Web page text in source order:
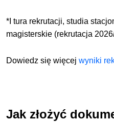
*I tura rekrutacji, studia
magisterskie (rekrutacja
Dowiedz się więcejwyniki
Jak złożyć